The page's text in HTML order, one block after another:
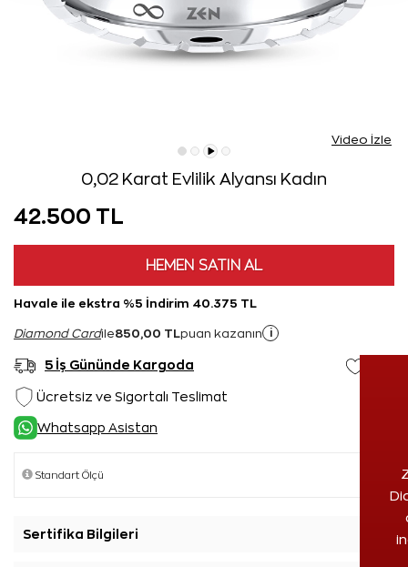
Video İzle
0,02 Karat Evlilik Alyansı Kadın
42.500 TL
HEMEN SATIN AL
Havale ile ekstra %5 İndirim 40.375 TL
Diamond Cardile850,00 TL puan kazanın i
5 İş Gününde Kargoda
Ücretsiz ve Sigortalı Teslimat
Whatsapp Asistan
Sertifika Bilgileri